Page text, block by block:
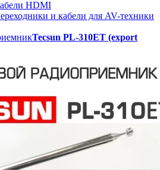
HDMI
и кабели для AV-техники
Tecsun PL-310ET (export